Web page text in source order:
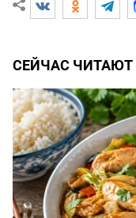
СЕЙЧАС ЧИТАЮТ